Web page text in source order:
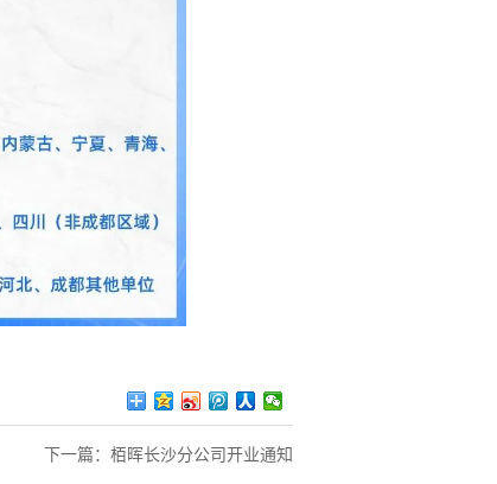
下一篇： 栢晖长沙分公司开业通知